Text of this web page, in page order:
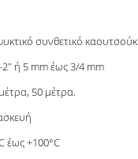
συνθετικό καουτσούκ
ή 5 mm έως 3/4 mm
50 μέτρα.
έως +100°C